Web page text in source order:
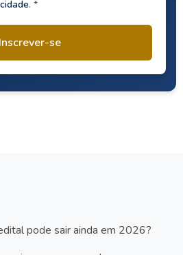
. *
Inscrever-se
pode sair ainda em 2026?